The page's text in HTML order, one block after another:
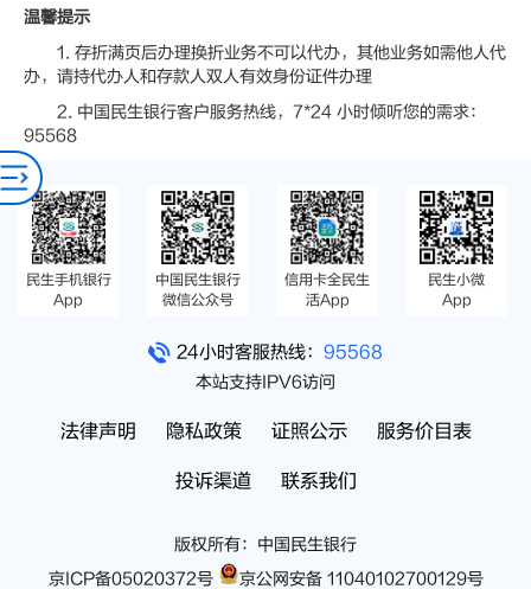
温馨提示
1. 存折满页后办理换折业务不可以代办，其他业务如需他人代
办，请持代办人和存款人双人有效身份证件办理
2. 中国民生银行客户服务热线，7*24 小时倾听您的需求：
95568
民生手机银行
App
中国民生银行
微信公众号
信用卡全民生
活App
民生小微
App
24小时客服热线： 95568
本站支持IPV6访问
法律声明 隐私政策 证照公示 服务价目表
投诉渠道 联系我们
版权所有：中国民生银行
京ICP备05020372号
京公网安备 11040102700129号